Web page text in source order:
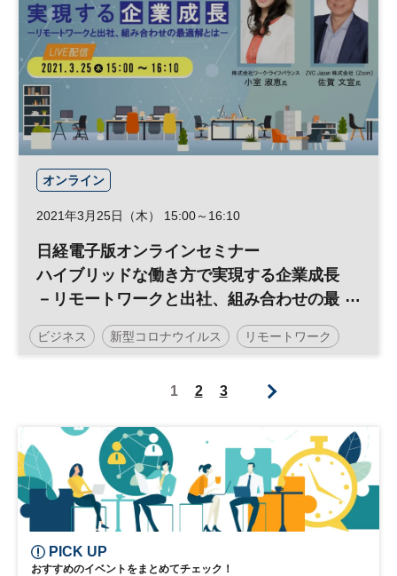
オンライン
2021年3月25日（木） 15:00～16:10
日経電子版オンラインセミナー
ハイブリッドな働き方で実現する企業成長
－リモートワークと出社、組み合わせの最
適解とは－
ビジネス 新型コロナウイルス リモートワーク
日経オンラインセミナー
1 2 3
PICK UP
おすすめのイベントをまとめてチェック！